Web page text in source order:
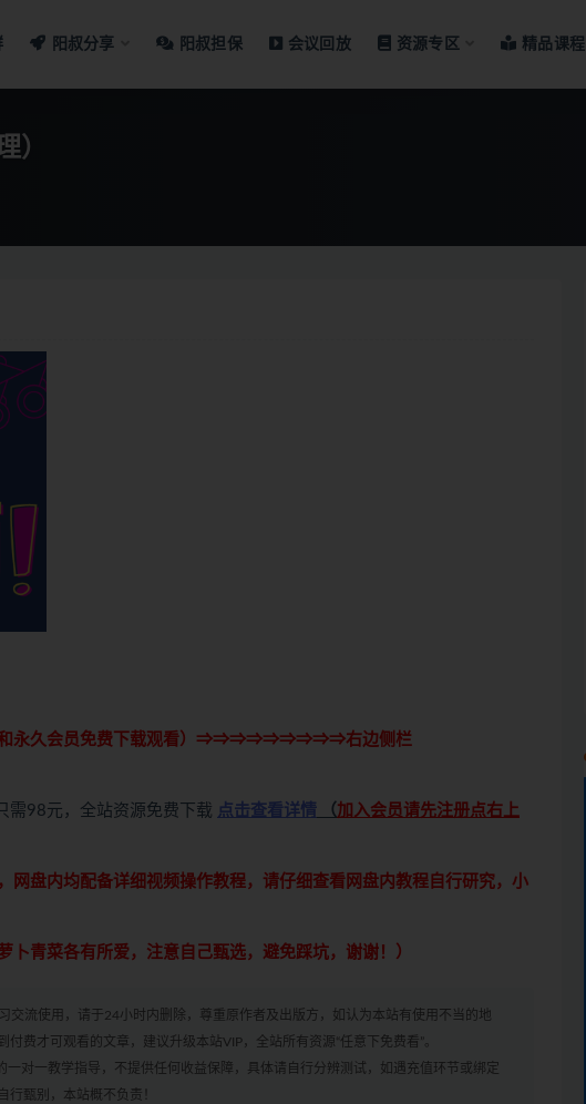
阳叔分享 阳叔担保 会议回放 资源专区 精品课程
）
和永久会员免费下载观看）⇒⇒⇒⇒⇒⇒⇒⇒⇒右边侧栏
需98元，全站资源免费下载 点击查看详情 （加入会员请先注册点右上
网盘内均配备详细视频操作教程，请仔细查看网盘内教程自行研究，小
青菜各有所爱，注意自己甄选，避免踩坑，谢谢！）
交流使用，请于24小时内删除，尊重原作者及出版方，如认为本站有使用不当的地
费才可观看的文章，建议升级本站VIP，全站所有资源“任意下免费看”。
对一教学指导，不提供任何收益保障，具体请自行分辨测试，如遇充值环节或绑定
行甄别，本站概不负责！